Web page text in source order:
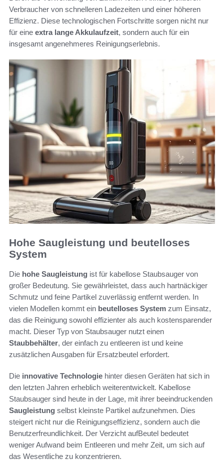
Verbraucher von schnelleren Ladezeiten und einer höheren
Effizienz. Diese technologischen Fortschritte sorgen nicht nur
für eine extra lange Akkulaufzeit, sondern auch für ein
insgesamt angenehmeres Reinigungserlebnis.
Hohe Saugleistung und beutelloses
System
Die hohe Saugleistung ist für kabellose Staubsauger von
großer Bedeutung. Sie gewährleistet, dass auch hartnäckiger
Schmutz und feine Partikel zuverlässig entfernt werden. In
vielen Modellen kommt ein beutelloses System zum Einsatz,
das die Reinigung sowohl effizienter als auch kostensparender
macht. Dieser Typ von Staubsauger nutzt einen
Staubbehälter, der einfach zu entleeren ist und keine
zusätzlichen Ausgaben für Ersatzbeutel erfordert.
Die innovative Technologie hinter diesen Geräten hat sich in
den letzten Jahren erheblich weiterentwickelt. Kabellose
Staubsauger sind heute in der Lage, mit ihrer beeindruckenden
Saugleistung selbst kleinste Partikel aufzunehmen. Dies
steigert nicht nur die Reinigungseffizienz, sondern auch die
Benutzerfreundlichkeit. Der Verzicht aufBeutel bedeutet
weniger Aufwand beim Entleeren und mehr Zeit, um sich auf
das Wesentliche zu konzentrieren.